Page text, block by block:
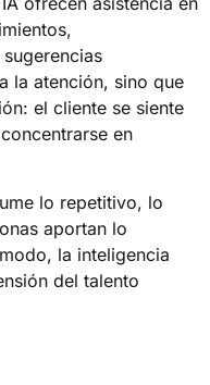
la atención, sino que
el cliente se siente
en
lo repetitivo, lo
aportan lo
la inteligencia
del talento